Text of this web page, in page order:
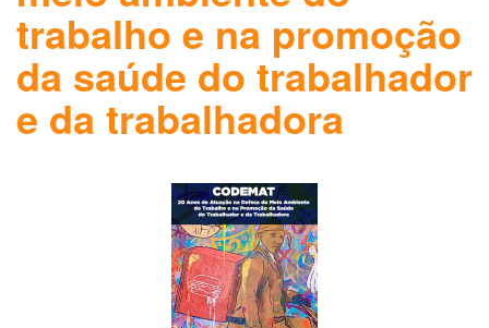
trabalho e na promoção
da saúde do trabalhador
e da trabalhadora